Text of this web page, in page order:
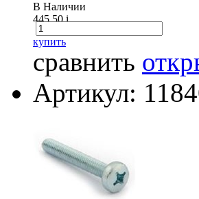
В Наличии
445.50i
купить
сравнить
Артикул: